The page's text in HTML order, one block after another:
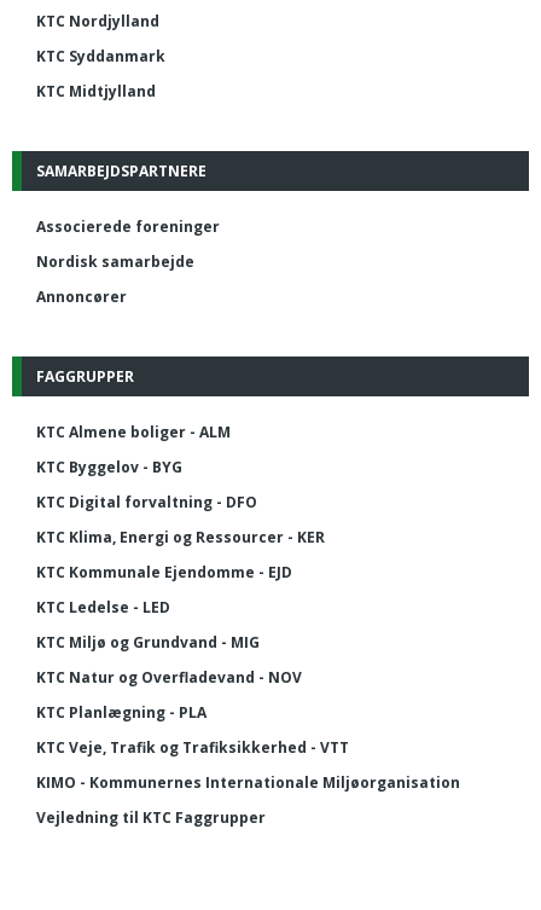
KTC Nordjylland
KTC Syddanmark
KTC Midtjylland
SAMARBEJDSPARTNERE
Associerede foreninger
Nordisk samarbejde
Annoncører
FAGGRUPPER
KTC Almene boliger - ALM
KTC Byggelov - BYG
KTC Digital forvaltning - DFO
KTC Klima, Energi og Ressourcer - KER
KTC Kommunale Ejendomme - EJD
KTC Ledelse - LED
KTC Miljø og Grundvand - MIG
KTC Natur og Overfladevand - NOV
KTC Planlægning - PLA
KTC Veje, Trafik og Trafiksikkerhed - VTT
KIMO - Kommunernes Internationale Miljøorganisation
Vejledning til KTC Faggrupper